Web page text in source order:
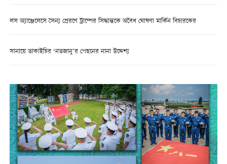
লস অ্যাঞ্জেলেসে সৈন্য প্রেরণে ট্রাম্পের সিদ্ধান্তকে অবৈধ ঘোষণা মার্কিন বিচারকের
সানায়ে তাকাইচির ‘নতজানু’র পেছনের নানা উদ্দেশ্য